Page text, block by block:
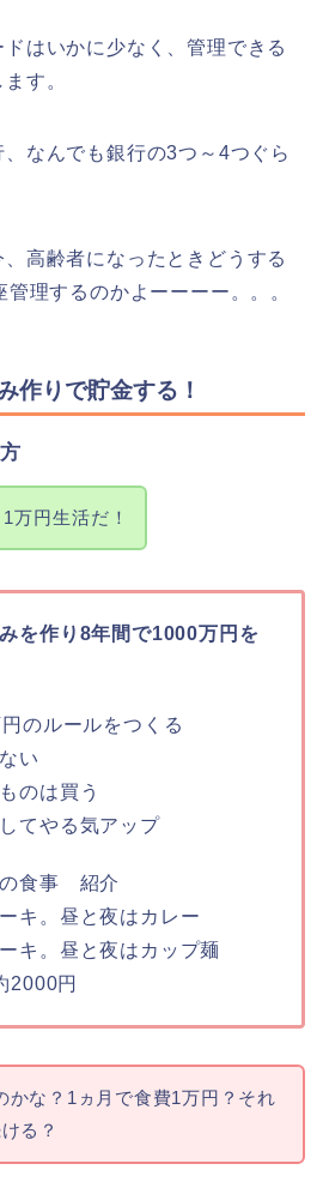
はいかに少なく、管理できる
す。
なんでも銀行の3つ～4つぐら
高齢者になったときどうする
理するのかよーーーー。。。
作りで貯金する！
万円生活だ！
を作り8年間で1000万円を
のルールをつくる
い
のは買う
てやる気アップ
の食事 紹介
キ。昼と夜はカレー
キ。昼と夜はカップ麺
2000円
かな？1ヵ月で食費1万円？それ
る？